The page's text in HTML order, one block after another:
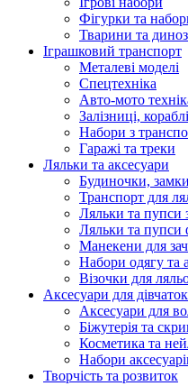
Фігурки та
Тварини та
Іграшковий транспорт
Металеві моделі
Спецтехніка
Авто-мото
Залізниці,
Набори з
Гаражі та треки
Ляльки та аксесуари
Будиночки,
Транспорт для
Ляльки та пупси
Ляльки та пупси
Манекени для
Набори одягу та
Візочки для
Аксесуари для дівчаток
Аксесуари для
Біжутерія та
Косметика та
Набори
Творчість та розвиток